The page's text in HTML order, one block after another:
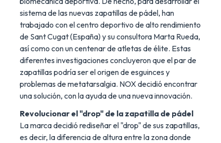
sistema de las nuevas zapatillas de pádel, han
trabajado con el centro deportivo de alto rendimiento
de Sant Cugat (España) y su consultora Marta Rueda,
así como con un centenar de atletas de élite. Estas
diferentes investigaciones concluyeron que el par de
zapatillas podría ser el origen de esguinces y
problemas de metatarsalgia. NOX decidió encontrar
una solución, con la ayuda de una nueva innovación.
Revolucionar el "drop" de la zapatilla de pádel
La marca decidió rediseñar el "drop" de sus zapatillas,
es decir, la diferencia de altura entre la zona donde